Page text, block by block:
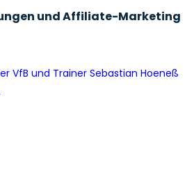
und Affiliate-Marketing